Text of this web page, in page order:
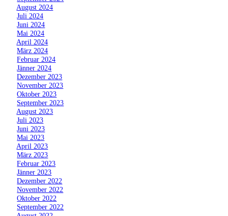
August 2024
»Juli 2024
»Juni 2024
»Mai 2024
April 2024
»März 2024
»Februar 2024
»Jänner 2024
»Dezember 2023
»November 2023
»Oktober 2023
September 2023
August 2023
»Juli 2023
»Juni 2023
»Mai 2023
April 2023
»März 2023
»Februar 2023
»Jänner 2023
»Dezember 2022
»November 2022
»Oktober 2022
September 2022